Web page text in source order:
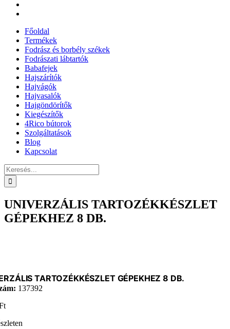
Főoldal
Termékek
Fodrász és borbély székek
Fodrászati lábtartók
Babafejek
Hajszárítók
Hajvágók
Hajvasalók
Hajgöndörítők
Kiegészítők
4Rico bútorok
Szolgáltatások
Blog
Kapcsolat
Keresés...
UNIVERZÁLIS TARTOZÉKKÉSZLET
GÉPEKHEZ 8 DB.
TARTOZÉKKÉSZLET GÉPEKHEZ 8 DB.
137392